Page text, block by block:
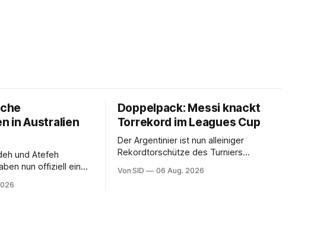
in Australien
und Atefeh
nun offiziell eine
Hymne nicht
Doppelpack: Messi knackt
Torrekord im Leagues Cup
Der Argentinier ist nun alleiniger
Rekordtorschütze des Turniers
nordamerikanischen MLS und der
Von SID 06 Aug. 2026